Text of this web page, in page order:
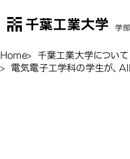
千葉工業大学
学部
Home
千葉工業大学について
電気電子工学科の学生が